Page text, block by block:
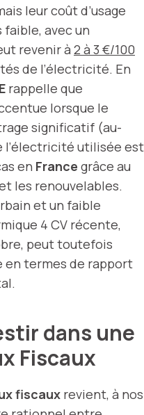
leur coût d’usage
avec un
revenir à 2 à 3 €/100
de l’électricité. En
rappelle que
lorsque le
significatif (au-
l’électricité utilisée est
en France grâce au
les renouvelables.
et un faible
4 CV récente,
peut toutefois
termes de rapport
dans une
Fiscaux
fiscaux revient, à nos